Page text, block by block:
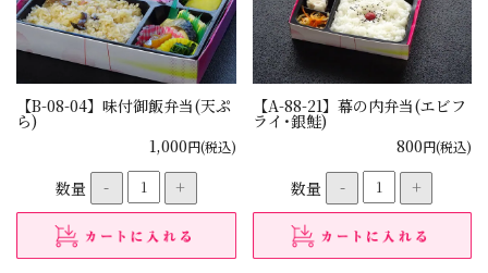
【B-08-04】味付御飯弁当(天ぷ
ら)
1,000円(税込)
数量 - +
【A-88-21】幕の内弁当(エビフ
ライ･銀鮭)
800円(税込)
数量 - +